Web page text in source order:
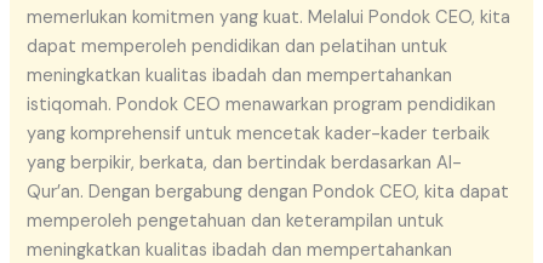
memerlukan komitmen yang kuat. Melalui Pondok CEO, kita
dapat memperoleh pendidikan dan pelatihan untuk
meningkatkan kualitas ibadah dan mempertahankan
istiqomah. Pondok CEO menawarkan program pendidikan
yang komprehensif untuk mencetak kader-kader terbaik
yang berpikir, berkata, dan bertindak berdasarkan Al-
Qur’an. Dengan bergabung dengan Pondok CEO, kita dapat
memperoleh pengetahuan dan keterampilan untuk
meningkatkan kualitas ibadah dan mempertahankan